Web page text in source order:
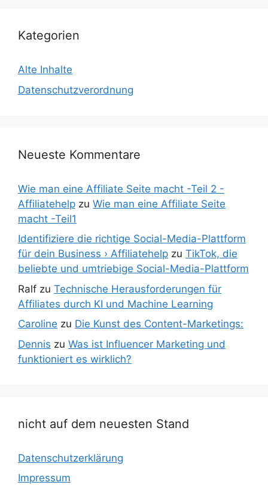
Kategorien
Alte Inhalte
Datenschutzverordnung
Neueste Kommentare
Wie man eine Affiliate Seite macht -Teil 2 -
Affiliatehelp zu Wie man eine Affiliate Seite
macht -Teil1
Identifiziere die richtige Social-Media-Plattform
für dein Business › Affiliatehelp zu TikTok, die
beliebte und umtriebige Social-Media-Plattform
Ralf zu Technische Herausforderungen für
Affiliates durch KI und Machine Learning
Caroline zu Die Kunst des Content-Marketings:
Dennis zu Was ist Influencer Marketing und
funktioniert es wirklich?
nicht auf dem neuesten Stand
Datenschutzerklärung
Impressum